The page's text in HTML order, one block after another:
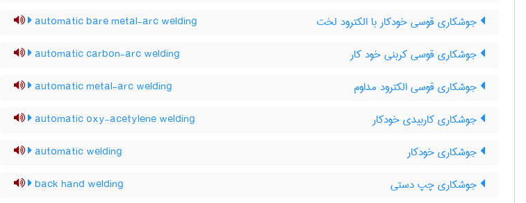
جوشکاری قوسی خودکار با الکترود لخت automatic bare metal-arc welding
جوشکاری قوسی کربنی خود کار automatic carbon-arc welding
جوشکاری قوسی الکترود مداوم automatic metal-arc welding
جوشکاری کاربیدی خودکار automatic oxy-acetylene welding
جوشکاری خودکار automatic welding
جوشکاری چپ دستی back hand welding